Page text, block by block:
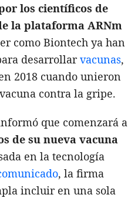
los científicos de
la plataforma ARNm
como Biontech ya han
desarrollarvacunas,
2018 cuando unieron
contra la gripe.
que comenzará a
de su nueva vacuna
en la tecnología
, la firma
incluir en una sola